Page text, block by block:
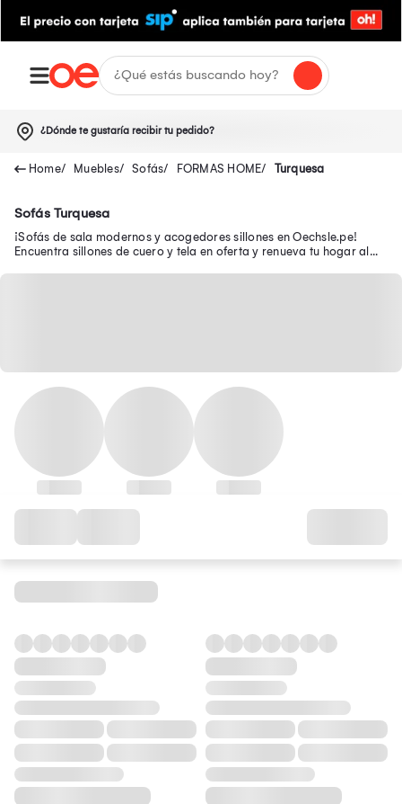
¿Dónde te gustaría recibir tu pedido?
Muebles Sofás FORMAS HOME Turquesa
Sofás Turquesa
¡Sofás de sala modernos y acogedores sillones en Oechsle.pe!
Encuentra sillones de cuero y tela en oferta y renueva tu hogar al